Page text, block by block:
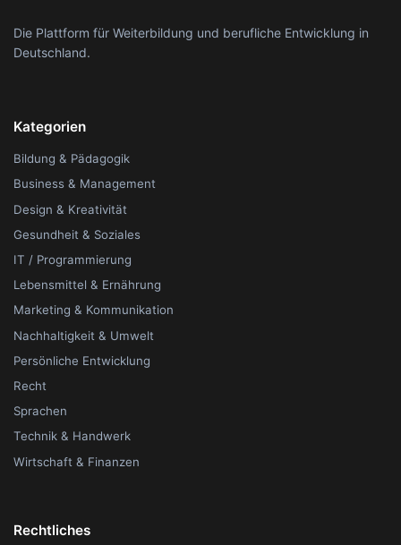
Die Plattform für Weiterbildung und berufliche Entwicklung in
Deutschland.
Kategorien
Bildung & Pädagogik
Business & Management
Design & Kreativität
Gesundheit & Soziales
IT / Programmierung
Lebensmittel & Ernährung
Marketing & Kommunikation
Nachhaltigkeit & Umwelt
Persönliche Entwicklung
Recht
Sprachen
Technik & Handwerk
Wirtschaft & Finanzen
Rechtliches